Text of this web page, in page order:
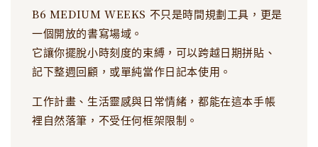
B6 MEDIUM WEEKS 不只是時間規劃工具，更是
一個開放的書寫場域。
它讓你擺脫小時刻度的束縛，可以跨越日期拼貼、
記下整週回顧，或單純當作日記本使用。
工作計畫、生活靈感與日常情緒，都能在這本手帳
裡自然落筆，不受任何框架限制。